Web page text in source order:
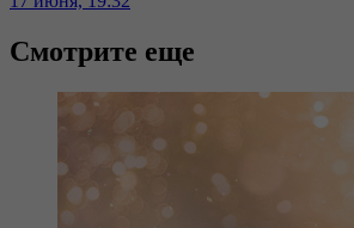
Смотрите еще